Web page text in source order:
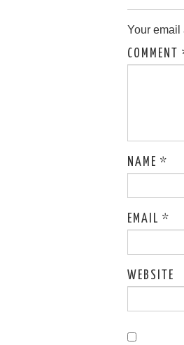
Your email
COMMENT
NAME *
EMAIL *
WEBSITE